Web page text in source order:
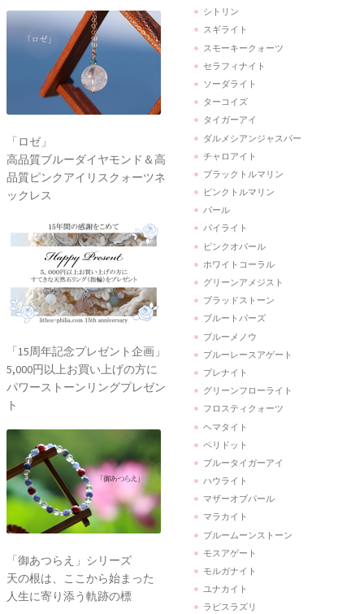
「ロゼ」
高品質ブルーダイヤモンド＆高
品質ピンクアイリスクォーツネ
ックレス
「15周年記念プレゼント企画」
5,000円以上お買い上げの方に
パワーストーンリングプレゼン
ト
「御あつらえ」シリーズ
天の根は、ここから始まった
人生に寄り添う軌跡の標
シトリン
スギライト
スモーキークォーツ
セラフィナイト
ソーダライト
ターコイズ
タイガーアイ
ダルメシアンジャスパー
チャロアイト
ブラックトルマリン
ピンクトルマリン
パール
パイライト
ピンクオパール
ホワイトコーラル
グリーンアメジスト
ブラッドストーン
ブルートパーズ
ブルーメノウ
ブルーレースアゲート
プレナイト
グリーンフローライト
フロスティクォーツ
ヘマタイト
ペリドット
ブルータイガーアイ
ハウライト
マザーオブパール
マラカイト
ブルームーンストーン
モスアゲート
モルガナイト
ユナカイト
ラピスラズリ